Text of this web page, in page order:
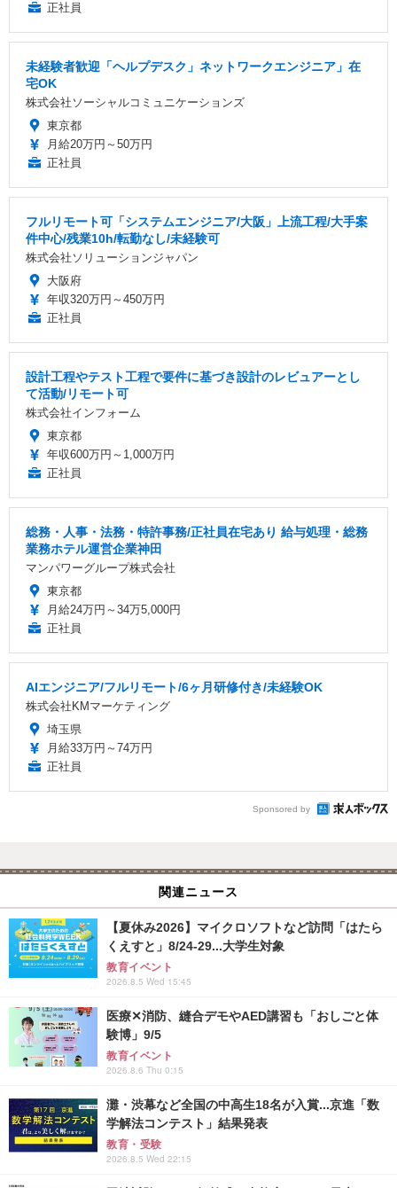
正社員
未経験者歓迎「ヘルプデスク」ネットワークエンジニア」在
宅OK
株式会社ソーシャルコミュニケーションズ
東京都
月給20万円～50万円
正社員
フルリモート可「システムエンジニア/大阪」上流工程/大手案
件中心/残業10h/転勤なし/未経験可
株式会社ソリューションジャパン
大阪府
年収320万円～450万円
正社員
設計工程やテスト工程で要件に基づき設計のレビュアーとし
て活動/リモート可
株式会社インフォーム
東京都
年収600万円～1,000万円
正社員
総務・人事・法務・特許事務/正社員在宅あり 給与処理・総務
業務ホテル運営企業神田
マンパワーグループ株式会社
東京都
月給24万円～34万5,000円
正社員
AIエンジニア/フルリモート/6ヶ月研修付き/未経験OK
株式会社KMマーケティング
埼玉県
月給33万円～74万円
正社員
Sponsored by
関連ニュース
【夏休み2026】マイクロソフトなど訪問「はたら
くえすと」8/24-29...大学生対象
教育イベント
2026.8.5 Wed 15:45
医療✕消防、縫合デモやAED講習も「おしごと体
験博」9/5
教育イベント
2026.8.6 Thu 0:15
灘・渋幕など全国の中高生18名が入賞...京進「数
学解法コンテスト」結果発表
教育・受験
2026.8.5 Wed 22:15